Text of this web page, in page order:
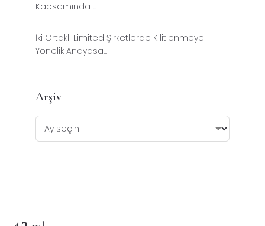
Kapsamında ...
İki Ortaklı Limited Şirketlerde Kilitlenmeye
Yönelik Anayasa...
Arşiv